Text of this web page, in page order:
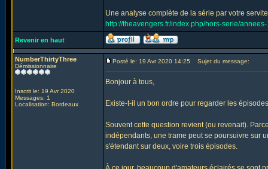
Une analyse complète de la série par votre
http://theavengers.fr/index.php/hors-serie/
Revenir en haut
NumberThirtyThree
Démissionnaire
Inscrit le: 19 Avr 2020
Messages: 1
Localisation: Bordeaux
Posté le: 19 Avr 2020 14:25 Sujet du message:
Bonjour à tous,
Existe-t-il un bon ordre pour regarder les
Souvent cette question revient (ou revenait).
indépendants, une trame peut se poursuivre sur
s'étendant sur deux, voire trois épisodes.